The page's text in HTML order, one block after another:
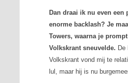
Dan draai ik nu even een
enorme backlash? Je
Towers, waarna je
Volkskrantsneuvelde.
Volkskrant vond mij te
lul, maar hij is nu